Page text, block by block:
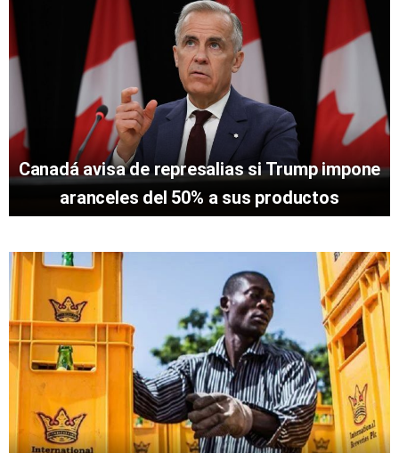
Canadá avisa de represalias si Trump impone
aranceles del 50% a sus productos